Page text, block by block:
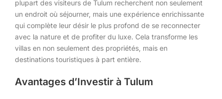
plupart des visiteurs de Tulum recherchent non seulement
un endroit où séjourner, mais une expérience enrichissante
qui complète leur désir le plus profond de se reconnecter
avec la nature et de profiter du luxe. Cela transforme les
villas en non seulement des propriétés, mais en
destinations touristiques à part entière.
Avantages d’Investir à Tulum